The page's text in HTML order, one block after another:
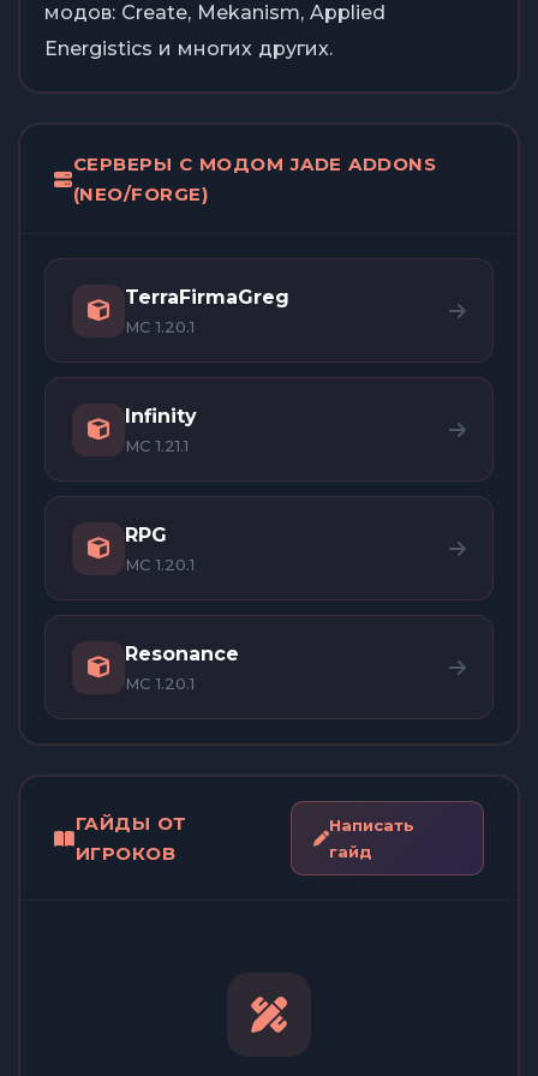
модов: Create, Mekanism, Applied
Energistics и многих других.
СЕРВЕРЫ С МОДОМ JADE ADDONS
(NEO/FORGE)
TerraFirmaGreg
MC 1.20.1
Infinity
MC 1.21.1
RPG
MC 1.20.1
Resonance
MC 1.20.1
ГАЙДЫ ОТ
ИГРОКОВ
Написать
гайд